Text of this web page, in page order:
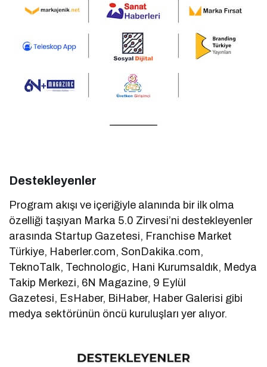
Destekleyenler
Program akışı ve içeriğiyle alanında bir ilk olma
özelliği taşıyan Marka 5.0 Zirvesi’ni destekleyenler
arasında Startup Gazetesi, Franchise Market
Türkiye, Haberler.com, SonDakika.com,
TeknoTalk, Technologic, Hani Kurumsaldık, Medya
Takip Merkezi, 6N Magazine, 9 Eylül
Gazetesi, EsHaber, BiHaber, Haber Galerisi gibi
medya sektörünün öncü kuruluşları yer alıyor.